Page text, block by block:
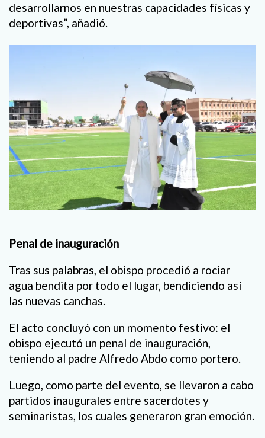
desarrollarnos en nuestras capacidades físicas y
deportivas”, añadió.
Penal de inauguración
Tras sus palabras, el obispo procedió a rociar
agua bendita por todo el lugar, bendiciendo así
las nuevas canchas.
El acto concluyó con un momento festivo: el
obispo ejecutó un penal de inauguración,
teniendo al padre Alfredo Abdo como portero.
Luego, como parte del evento, se llevaron a cabo
partidos inaugurales entre sacerdotes y
seminaristas, los cuales generaron gran emoción.